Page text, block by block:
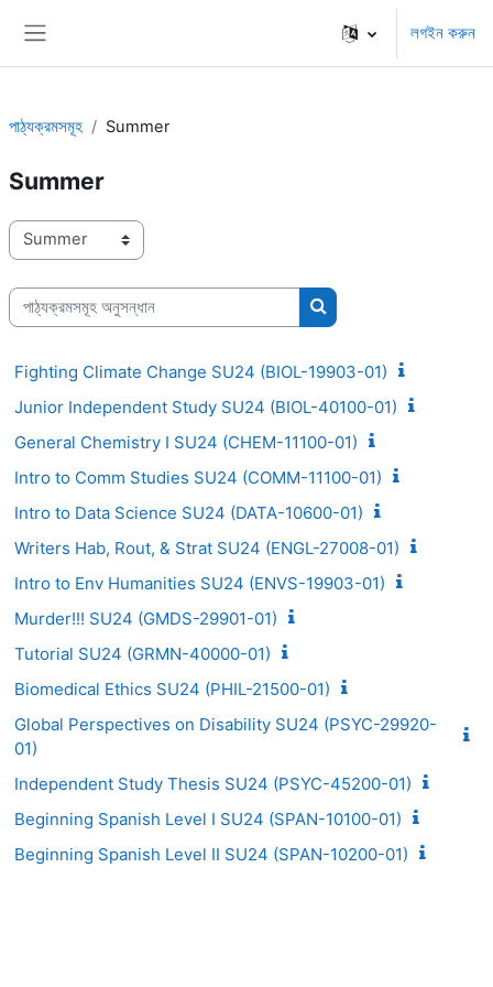
লগইন করুন
পাঠ্যক্রমসমূহ Summer
Summer
পাঠ্যক্রম বিভাগসমূহ
পাঠ্যক্রমসমূহ অনুসন্ধান
পাঠ্যক্রমসমূহ অনুসন্ধান
Fighting Climate Change SU24 (BIOL-19903-01)
Junior Independent Study SU24 (BIOL-40100-01)
General Chemistry I SU24 (CHEM-11100-01)
Intro to Comm Studies SU24 (COMM-11100-01)
Intro to Data Science SU24 (DATA-10600-01)
Writers Hab, Rout, & Strat SU24 (ENGL-27008-01)
Intro to Env Humanities SU24 (ENVS-19903-01)
Murder!!! SU24 (GMDS-29901-01)
Tutorial SU24 (GRMN-40000-01)
Biomedical Ethics SU24 (PHIL-21500-01)
Global Perspectives on Disability SU24 (PSYC-29920-
01)
Independent Study Thesis SU24 (PSYC-45200-01)
Beginning Spanish Level I SU24 (SPAN-10100-01)
Beginning Spanish Level II SU24 (SPAN-10200-01)